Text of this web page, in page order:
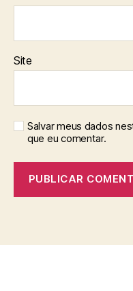
Site
Salvar meus dados
que eu comentar.